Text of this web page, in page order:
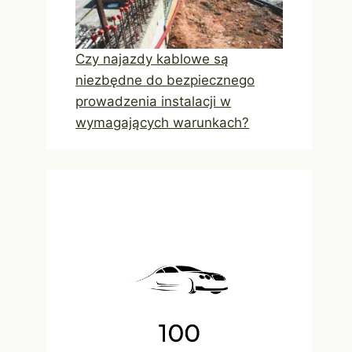
Czy najazdy kablowe są
niezbędne do bezpiecznego
prowadzenia instalacji w
wymagających warunkach?